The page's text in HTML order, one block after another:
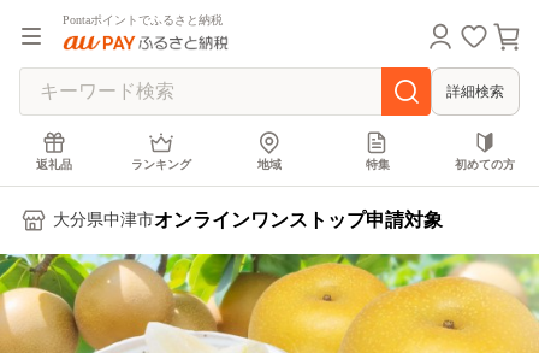
Pontaポイントでふるさと納税
詳細検索
返礼品 ランキング 地域 特集 初めての方
大分県中津市オンラインワンストップ申請対象